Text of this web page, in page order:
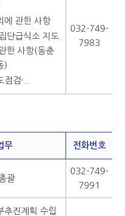
에 관한 사항
단급식소 지도
한 사항(동춘
)
검·...
032-749-
7983
무 전화번호
괄
032-749-
7991
추진계획 수립